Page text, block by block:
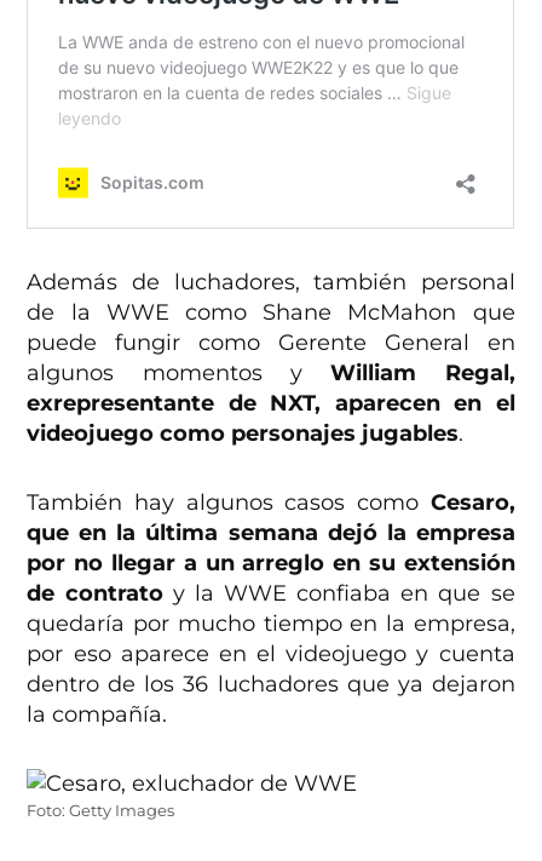
Además de luchadores, también personal
de la WWE como Shane McMahon que
puede fungir como Gerente General en
algunos momentos yWilliam Regal,
exrepresentante de NXT, aparecen en el
videojuego como personajes jugables.
También hay algunos casos como Cesaro,
que en la última semana dejó la empresa
por no llegar a un arreglo en su extensión
de contratoy la WWE confiaba en que se
quedaría por mucho tiempo en la empresa,
por eso aparece en el videojuego y cuenta
dentro de los 36 luchadores que ya dejaron
la compañía.
Foto: Getty Images